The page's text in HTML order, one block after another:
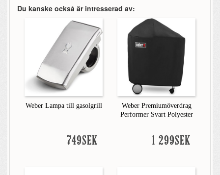
Du kanske också är intresserad av:
Weber Lampa till gasolgrill
749SEK
Weber Premiumöverdrag
Performer Svart Polyester
1 299SEK